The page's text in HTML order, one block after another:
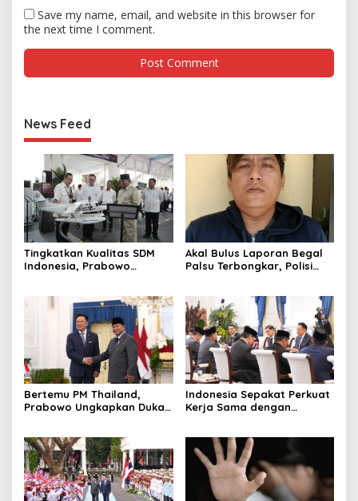
Save my name, email, and website in this browser for
the next time I comment.
News Feed
Tingkatkan Kualitas SDM
Indonesia, Prabowo
Terbaik Dunia
Akal Bulus Laporan Begal
Palsu Terbongkar, Polisi
Bertemu PM Thailand,
Prabowo Ungkapkan Duka
Raja Thailand
Indonesia Sepakat Perkuat
Kerja Sama dengan